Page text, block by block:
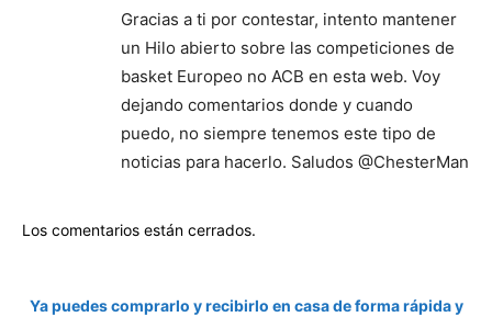
Gracias a ti por contestar, intento mantener
un Hilo abierto sobre las competiciones de
basket Europeo no ACB en esta web. Voy
dejando comentarios donde y cuando
puedo, no siempre tenemos este tipo de
noticias para hacerlo. Saludos @ChesterMan
Los comentarios están cerrados.
Ya puedes comprarlo y recibirlo en casa de forma rápida y